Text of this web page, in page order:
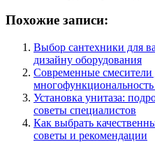
Похожие записи:
Выбор сантехники для
дизайну оборудования
Современные смесители
Установка унитаза:
советы специалистов
Как выбрать
советы и рекомендации